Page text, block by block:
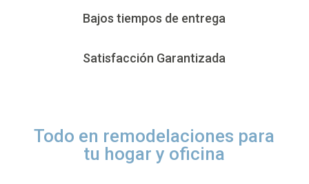
Bajos tiempos de entrega
Satisfacción Garantizada
Todo en remodelaciones para
tu hogar y oficina